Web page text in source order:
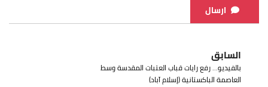
ارسال
السابق
بالفيديو... رفع رايات قباب العتبات المقدسة وسط
العاصمة الباكستانية (إسلام آباد)